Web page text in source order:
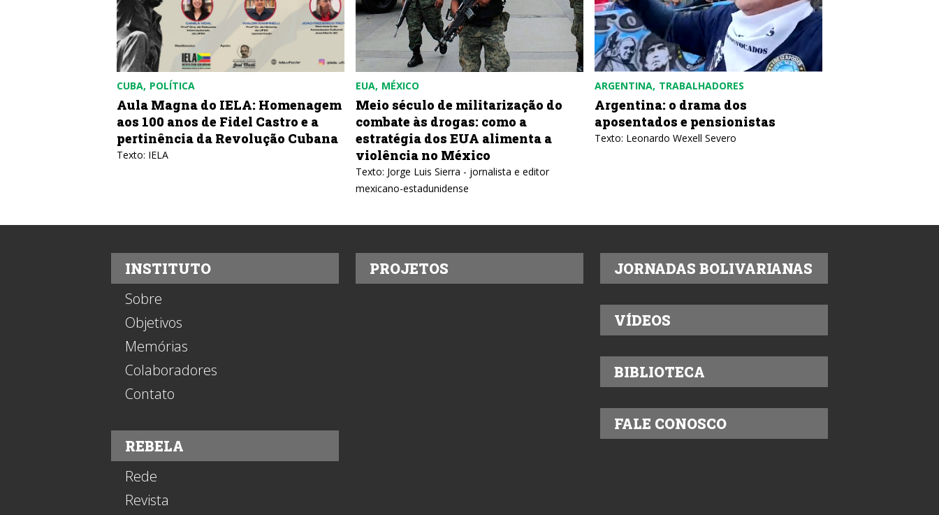
CUBA POLÍTICA
Aula Magna do IELA: Homenagem
aos 100 anos de Fidel Castro e a
pertinência da Revolução Cubana
Texto: IELA
EUA MÉXICO
Meio século de militarização do
combate às drogas: como a
estratégia dos EUA alimenta a
violência no México
Texto: Jorge Luis Sierra - jornalista e editor
mexicano-estadunidense
ARGENTINA TRABALHADORES
Argentina: o drama dos
aposentados e pensionistas
Texto: Leonardo Wexell Severo
INSTITUTO
Sobre
Objetivos
Memórias
Colaboradores
Contato
REBELA
Rede
Revista
PROJETOS JORNADAS BOLIVARIANAS
VÍDEOS
BIBLIOTECA
FALE CONOSCO